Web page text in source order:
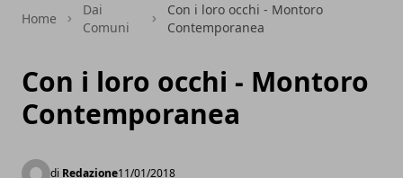
Home
Dai
Comuni
Con i loro occhi - Montoro
Contemporanea
Con i loro occhi - Montoro
Contemporanea
di Redazione11/01/2018